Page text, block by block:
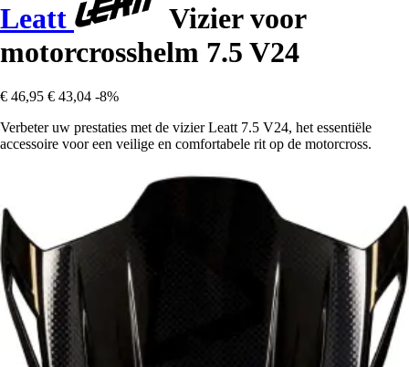
Leatt
Vizier voor
motorcrosshelm 7.5 V24
€ 46,95 € 43,04 -8%
Verbeter uw prestaties met de vizier Leatt 7.5 V24, het essentiële
accessoire voor een veilige en comfortabele rit op de motorcross.